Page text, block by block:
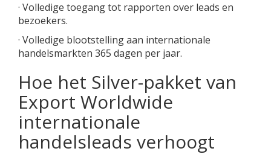
· Volledige toegang tot rapporten over leads en
bezoekers.
· Volledige blootstelling aan internationale
handelsmarkten 365 dagen per jaar.
Hoe het Silver-pakket van
Export Worldwide
internationale
handelsleads verhoogt